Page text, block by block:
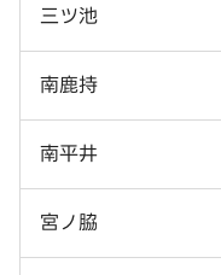
三ツ池
南鹿持
南平井
宮ノ脇